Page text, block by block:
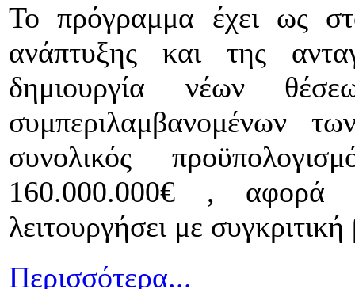
Το πρόγραμμα έχει ως
ανάπτυξης και της
δημιουργία νέων
συμπεριλαμβανομένων
συνολικός
160.000.000€ , αφορά
λειτουργήσει με
Περισσότερα...